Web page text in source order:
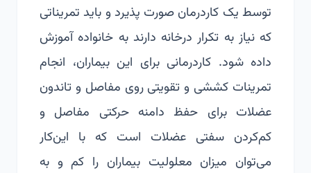
توسط یک کاردرمان صورت پذیرد و باید تمریناتی
که نیاز به تکرار درخانه دارند به خانواده آموزش
داده شود. کاردرمانی برای این بیماران، انجام
تمرینات کششی و تقویتی روی مفاصل و تاندون
عضلات برای حفظ دامنه حرکتی مفاصل و
کم‌کردن سفتی عضلات است که با این‌کار
می‌توان میزان معلولیت بیماران را کم و به